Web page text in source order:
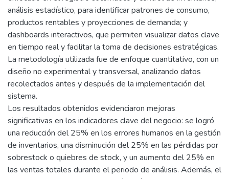
análisis estadístico, para identificar patrones de consumo,
productos rentables y proyecciones de demanda; y
dashboards interactivos, que permiten visualizar datos clave
en tiempo real y facilitar la toma de decisiones estratégicas.
La metodología utilizada fue de enfoque cuantitativo, con un
diseño no experimental y transversal, analizando datos
recolectados antes y después de la implementación del
sistema.
Los resultados obtenidos evidenciaron mejoras
significativas en los indicadores clave del negocio: se logró
una reducción del 25% en los errores humanos en la gestión
de inventarios, una disminución del 25% en las pérdidas por
sobrestock o quiebres de stock, y un aumento del 25% en
las ventas totales durante el periodo de análisis. Además, el